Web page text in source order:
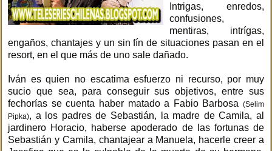
Intrigas, enredos,
confusiones,
mentiras, intrígas,
engaños, chantajes y un sin fín de situaciones pasan en el
resort, en el que más de uno sale dañado.
Iván es quien no escatima esfuerzo ni recurso, por muy
sucio que sea, para conseguir sus objetivos, entre sus
fechorías se cuenta haber matado a Fabio Barbosa (Selim
Pipka), a los padres de Sebastián, la madre de Camila, al
jardinero Horacio, haberse apoderado de las fortunas de
Sebastián y Camila, chantajear a Manuela, hacerle creer a